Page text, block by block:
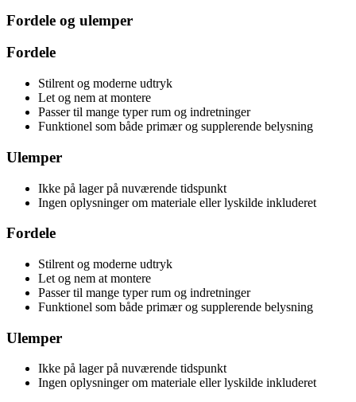
Fordele og ulemper
Fordele
Stilrent og moderne udtryk
Let og nem at montere
Passer til mange typer rum og indretninger
Funktionel som både primær og supplerende belysning
Ulemper
Ikke på lager på nuværende tidspunkt
Ingen oplysninger om materiale eller lyskilde inkluderet
Fordele
Stilrent og moderne udtryk
Let og nem at montere
Passer til mange typer rum og indretninger
Funktionel som både primær og supplerende belysning
Ulemper
Ikke på lager på nuværende tidspunkt
Ingen oplysninger om materiale eller lyskilde inkluderet